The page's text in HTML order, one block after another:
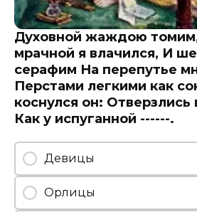
Духовной жаждою
мрачной я влачился, И
серафим На перепутье
Перстами легкими как
коснулся он:
Как у испуганной ------.
Девицы
Орлицы